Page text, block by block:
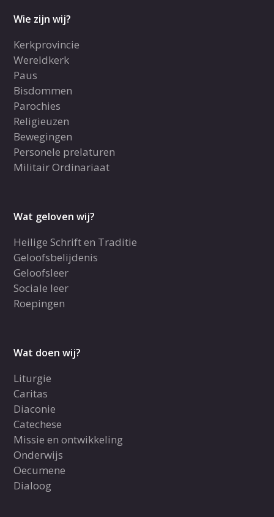
Wie zijn wij?
Kerkprovincie
Wereldkerk
Paus
Bisdommen
Parochies
Religieuzen
Bewegingen
Personele prelaturen
Militair Ordinariaat
Wat geloven wij?
Heilige Schrift en Traditie
Geloofsbelijdenis
Geloofsleer
Sociale leer
Roepingen
Wat doen wij?
Liturgie
Caritas
Diaconie
Catechese
Missie en ontwikkeling
Onderwijs
Oecumene
Dialoog